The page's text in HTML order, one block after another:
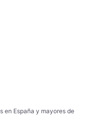
en España y mayores de